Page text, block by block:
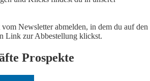
Newsletter abmelden, in dem du auf den
Link zur Abbestellung klickst.
Prospekte